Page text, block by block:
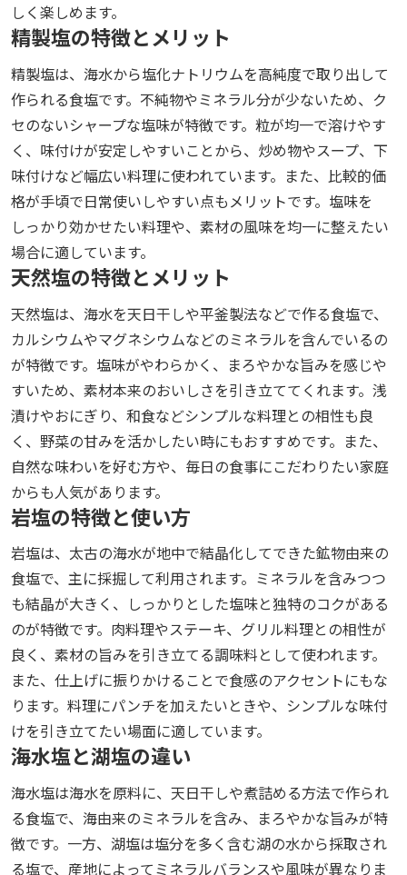
しく楽しめます。
精製塩の特徴とメリット
精製塩は、海水から塩化ナトリウムを高純度で取り出して
作られる食塩です。不純物やミネラル分が少ないため、ク
セのないシャープな塩味が特徴です。粒が均一で溶けやす
く、味付けが安定しやすいことから、炒め物やスープ、下
味付けなど幅広い料理に使われています。また、比較的価
格が手頃で日常使いしやすい点もメリットです。塩味を
しっかり効かせたい料理や、素材の風味を均一に整えたい
場合に適しています。
天然塩の特徴とメリット
天然塩は、海水を天日干しや平釜製法などで作る食塩で、
カルシウムやマグネシウムなどのミネラルを含んでいるの
が特徴です。塩味がやわらかく、まろやかな旨みを感じや
すいため、素材本来のおいしさを引き立ててくれます。浅
漬けやおにぎり、和食などシンプルな料理との相性も良
く、野菜の甘みを活かしたい時にもおすすめです。また、
自然な味わいを好む方や、毎日の食事にこだわりたい家庭
からも人気があります。
岩塩の特徴と使い方
岩塩は、太古の海水が地中で結晶化してできた鉱物由来の
食塩で、主に採掘して利用されます。ミネラルを含みつつ
も結晶が大きく、しっかりとした塩味と独特のコクがある
のが特徴です。肉料理やステーキ、グリル料理との相性が
良く、素材の旨みを引き立てる調味料として使われます。
また、仕上げに振りかけることで食感のアクセントにもな
ります。料理にパンチを加えたいときや、シンプルな味付
けを引き立てたい場面に適しています。
海水塩と湖塩の違い
海水塩は海水を原料に、天日干しや煮詰める方法で作られ
る食塩で、海由来のミネラルを含み、まろやかな旨みが特
徴です。一方、湖塩は塩分を多く含む湖の水から採取され
る塩で、産地によってミネラルバランスや風味が異なりま